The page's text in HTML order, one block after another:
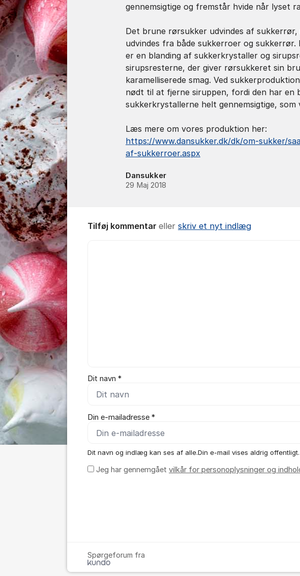
gennemsigtige og fremstår hvide når lyset
Det brune rørsukker udvindes af
udvindes fra både sukkerroer og
er en blanding af sukkerkrystaller og
sirupsresterne, der giver rørsukkeret sin
karamelliserede smag. Ved
nødt til at fjerne siruppen, fordi den har en
sukkerkrystallerne helt gennemsigtige, som
Læs mere om vores produktion her:
https://www.dansukker.dk/dk/om-sukker/
af-sukkerroer.aspx
Dansukker
29 Maj 2018
Tilføj kommentar eller skriv et nyt indlæg
Dit navn *
Din e-mailadresse *
Dit navn og indlæg kan ses af alle.Din e-mail vises aldrig offentligt.
Jeg har gennemgået vilkår for personoplysninger og
Spørgeforum fra